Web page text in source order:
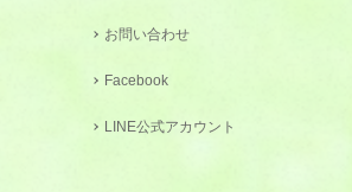
お問い合わせ
Facebook
LINE公式アカウント